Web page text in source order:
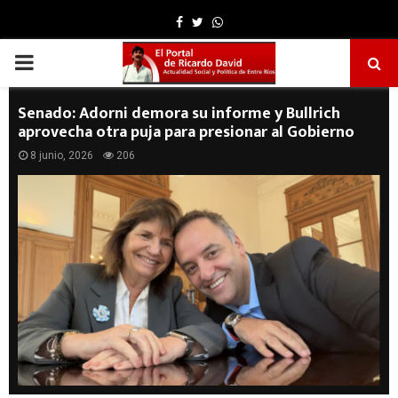
Facebook
TwitterWhatsapp
PRIMARY
MENU
Senado: Adorni demora su informe y Bullrich
aprovecha otra puja para presionar al Gobierno
8 junio, 2026 206